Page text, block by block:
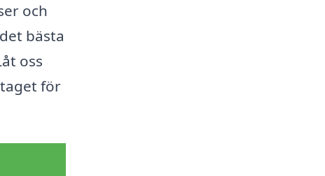
och
bästa
oss
för